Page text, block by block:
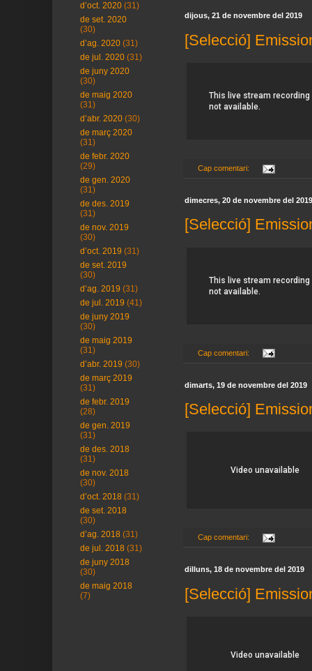
dijous, 21 de novembre del 2019
[Selecció]
Cap comentari:
dimecres, 20 de novembre del 2019
[Selecció]
Cap comentari:
dimarts, 19 de novembre del 2019
[Selecció]
Cap comentari:
dilluns, 18 de novembre del 2019
[Selecció]
d’oct. 2020 (31)
de set. 2020
(30)
d’ag. 2020 (31)
de jul. 2020 (31)
de juny 2020
(30)
de maig 2020
(31)
d’abr. 2020 (30)
de març 2020
(31)
de febr. 2020
(29)
de gen. 2020
(31)
de des. 2019
(31)
de nov. 2019
(30)
d’oct. 2019 (31)
de set. 2019
(30)
d’ag. 2019 (31)
de jul. 2019 (41)
de juny 2019
(30)
de maig 2019
(31)
d’abr. 2019 (30)
de març 2019
(31)
de febr. 2019
(28)
de gen. 2019
(31)
de des. 2018
(31)
de nov. 2018
(30)
d’oct. 2018 (31)
de set. 2018
(30)
d’ag. 2018 (31)
de jul. 2018 (31)
de juny 2018
(30)
de maig 2018
(7)